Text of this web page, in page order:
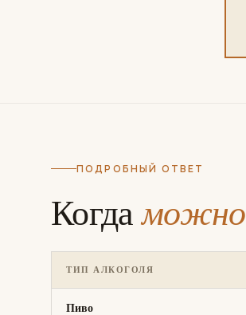
ПОДРОБНЫЙ ОТВЕТ
Когдаможно
ТИП АЛКОГОЛЯ
Пиво